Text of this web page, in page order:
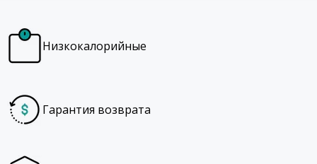
Низкокалорийные
Гарантия возврата